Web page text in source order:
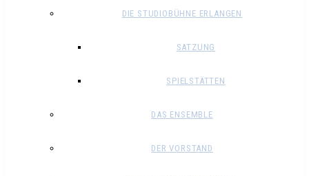
DIE STUDIOBÜHNE ERLANGEN
SATZUNG
SPIELSTÄTTEN
DAS ENSEMBLE
DER VORSTAND